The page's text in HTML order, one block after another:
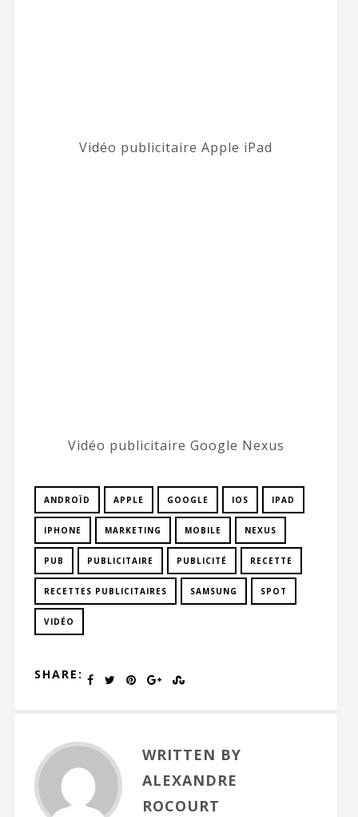
Vidéo publicitaire Apple iPad
Vidéo publicitaire Google Nexus
ANDROÏD APPLE GOOGLE IOS IPAD
IPHONE MARKETING MOBILE NEXUS
PUB PUBLICITAIRE PUBLICITÉ RECETTE
RECETTES PUBLICITAIRES SAMSUNG SPOT
VIDÉO
SHARE:
WRITTEN BY
ALEXANDRE
ROCOURT